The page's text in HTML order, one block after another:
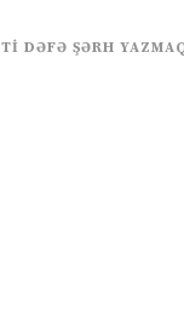
DƏFƏ ŞƏRH